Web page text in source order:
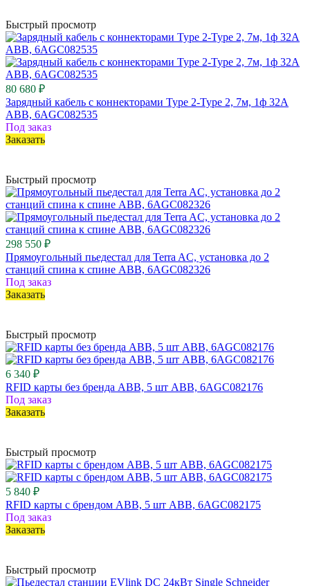
Быстрый просмотр
80 680 ₽
Зарядный кабель с коннекторами Type 2-Type 2, 7м, 1ф 32A
ABB, 6AGC082535
Под заказ
Заказать
Быстрый просмотр
298 550 ₽
Прямоугольный пьедестал для Terra AC, установка до 2
станций спина к спине ABB, 6AGC082326
Под заказ
Заказать
Быстрый просмотр
6 340 ₽
RFID карты без бренда ABB, 5 шт ABB, 6AGC082176
Под заказ
Заказать
Быстрый просмотр
5 840 ₽
RFID карты с брендом ABB, 5 шт ABB, 6AGC082175
Под заказ
Заказать
Быстрый просмотр